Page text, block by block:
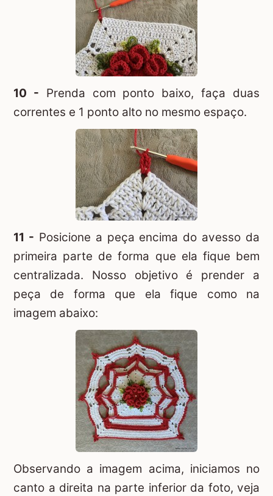
10 - Prenda com ponto baixo, faça duas
correntes e 1 ponto alto no mesmo espaço.
11 - Posicione a peça encima do avesso da
primeira parte de forma que ela fique bem
centralizada. Nosso objetivo é prender a
peça de forma que ela fique como na
imagem abaixo:
Observando a imagem acima, iniciamos no
canto a direita na parte inferior da foto, veja